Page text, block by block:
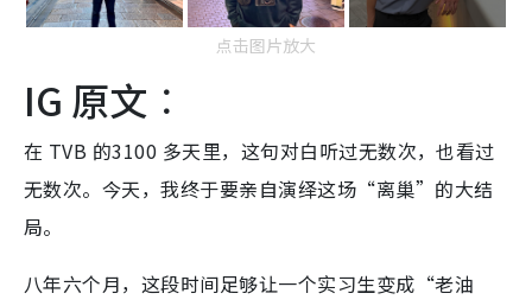
点击图片放大
IG 原文︰
在 TVB 的3100 多天里，这句对白听过无数次，也看过
无数次。今天，我终于要亲自演绎这场“离巢”的大结
局。
八年六个月，这段时间足够让一个实习生变成“老油